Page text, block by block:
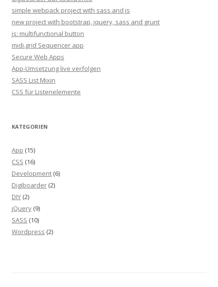
simple webpack project with sass and js
new project with bootstrap, jquery, sass and grunt
js: multifunctional button
midi.grid Sequencer app
Secure Web Apps
App-Umsetzung live verfolgen
SASS List Mixin
CSS für Listenelemente
KATEGORIEN
App (15)
CSS (16)
Development (6)
Digiboarder (2)
DIY (2)
jQuery (9)
SASS (10)
Wordpress (2)